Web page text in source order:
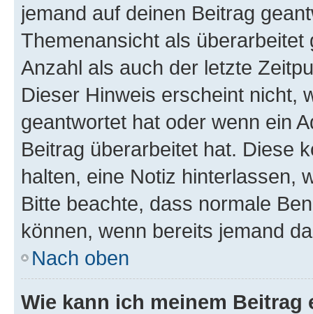
jemand auf deinen Beitrag
Themenansicht als
Anzahl als auch der letzte
Dieser Hinweis erscheint nicht,
geantwortet hat oder wenn ein
Beitrag überarbeitet hat. Diese
halten, eine Notiz hinterlassen,
Bitte beachte, dass normale
können, wenn bereits jemand
Nach oben
Wie kann ich meinem